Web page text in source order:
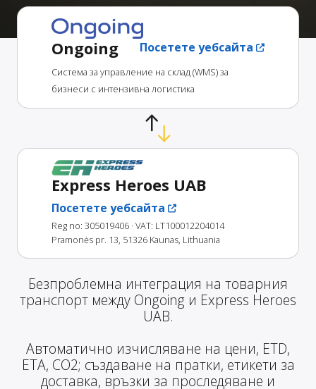
Ongoing Посетете уебсайта
Система за управление на склад (WMS) за
бизнеси с интензивна логистика
Express Heroes UAB
Посетете уебсайта
Reg no: 305019406 · VAT: LT100012204014
Pramonės pr. 13, 51326 Kaunas, Lithuania
Безпроблемна интеграция на товарния
транспорт между Ongoing и Express Heroes
UAB.
Автоматично изчисляване на цени, ETD,
ETA, CO2; създаване на пратки, етикети за
доставка, връзки за проследяване и